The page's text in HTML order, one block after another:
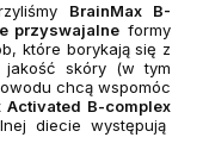
BrainMax B-
przyswajalne formy
które borykają się z
jakość skóry (w tym
chcą wspomóc
Activated B-complex
diecie występują